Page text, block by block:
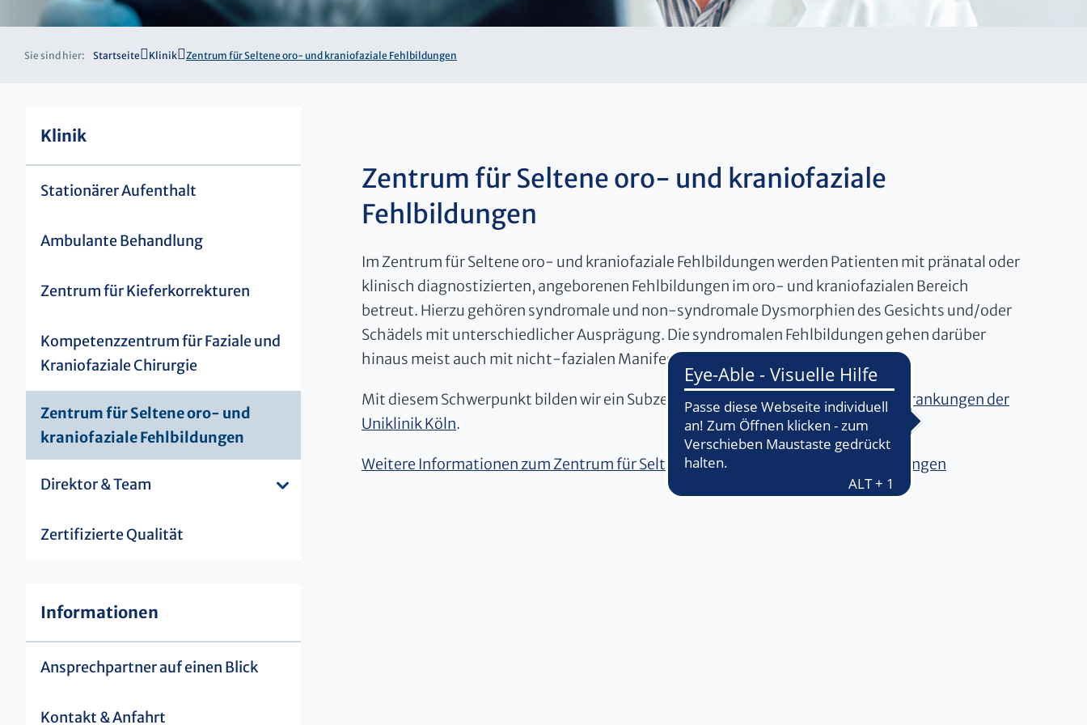
Sie sind hier: Startseite Klinik Zentrum für Seltene oro- und kraniofaziale Fehlbildungen
Klinik
Stationärer Aufenthalt
Ambulante Behandlung
Zentrum für Kieferkorrekturen
Kompetenzzentrum für Faziale und
Kraniofaziale Chirurgie
Zentrum für Seltene oro- und
kraniofaziale Fehlbildungen
Direktor & Team
Zertifizierte Qualität
Informationen
Ansprechpartner auf einen Blick
Kontakt & Anfahrt
Zentrum für Seltene oro- und kraniofaziale
Fehlbildungen
Im Zentrum für Seltene oro- und kraniofaziale Fehlbildungen werden Patienten mit pränatal oder
klinisch diagnostizierten, angeborenen Fehlbildungen im oro- und kraniofazialen Bereich
betreut. Hierzu gehören syndromale und non-syndromale Dysmorphien des Gesichts und/oder
Schädels mit unterschiedlicher Ausprägung. Die syndromalen Fehlbildungen gehen darüber
hinaus meist auch mit nicht-fazialen Manifestationen einher.
Mit diesem Schwerpunkt bilden wir ein Subzentrum des
Zentrums für Seltene Erkrankungen der
Uniklinik Köln.
Weitere Informationen zum Zentrum für Seltene oro- und kraniofaziale Fehlbildungen